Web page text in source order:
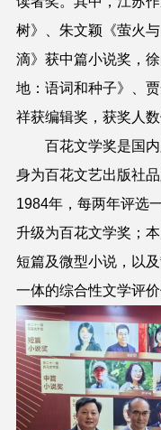
树》、朱文颖《萤火与
滴》 获中篇小说奖，
地：语词和种子》、贾
祥获编辑奖，获奖人数
百花文学奖是国
身为百花文艺出版社
1984年，每两年评选
升级为百花文学奖；
短篇及微型小说，以
一体的综合性文学评价